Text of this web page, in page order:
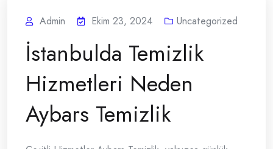
Admin Ekim 23, 2024 Uncategorized
İstanbulda Temizlik
Hizmetleri Neden
Aybars Temizlik